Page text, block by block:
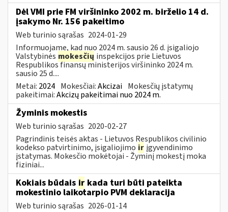
Dėl VMI prie FM viršininko 2002 m. birželio 14 d.
įsakymo Nr. 156 pakeitimo
Web turinio sąrašas 2024-01-29
Informuojame, kad nuo 2024 m. sausio 26 d. įsigaliojo
Valstybinės mokesčių inspekcijos prie Lietuvos
Respublikos finansų ministerijos viršininko 2024 m.
sausio 25 d....
Metai: 2024 Mokesčiai:Akcizai Mokesčių įstatymų
pakeitimai:Akcizų pakeitimai nuo 2024 m.
Žyminis mokestis
Web turinio sąrašas 2020-02-27
Pagrindinis teisės aktas - Lietuvos Respublikos civilinio
kodekso patvirtinimo, įsigaliojimo ir įgyvendinimo
įstatymas. Mokesčio mokėtojai - Žyminį mokestį moka
fiziniai...
Kokiais būdais ir kada turi būti pateikta
mokestinio laikotarpio PVM deklaracija
Web turinio sąrašas 2026-01-14